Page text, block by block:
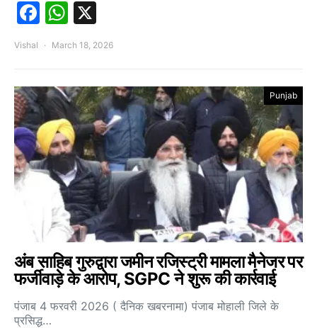
Facebook
WhatsApp
Vishal March 18, 2026
Punjab
अंब साहिब गुरुद्वारा जमीन रजिस्ट्री मामला मैनेजर पर
फर्जीवाड़े के आरोप, SGPC ने शुरू की कार्रवाई
पंजाब 4 फरवरी 2026 ( दैनिक खबरनामा) पंजाब मोहाली जिले के
प्रसिद्ध…